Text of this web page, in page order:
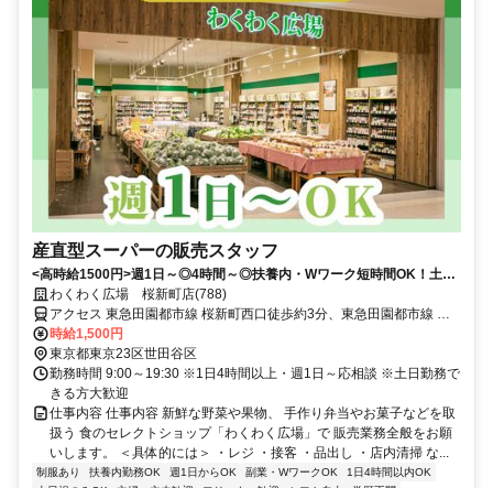
産直型スーパーの販売スタッフ
<高時給1500円>週1日～◎4時間～◎扶養内・Wワーク短時間OK！土日
のみ可/未経験OK
わくわく広場 桜新町店(788)
アクセス 東急田園都市線 桜新町西口徒歩約3分、東急田園都市線 用
賀東口徒歩約14分、東急田園都市線 駒沢大学駒沢公園口徒歩約23分
時給1,500円
東京都東京23区世田谷区
勤務時間 9:00～19:30 ※1日4時間以上・週1日～応相談 ※土日勤務で
きる方大歓迎
仕事内容 仕事内容 新鮮な野菜や果物、 手作り弁当やお菓子などを取
扱う 食のセレクトショップ「わくわく広場」で 販売業務全般をお願
いします。 ＜具体的には＞ ・レジ ・接客 ・品出し ・店内清掃 な...
制服あり 扶養内勤務OK 週1日からOK 副業・WワークOK
1日4時間以内OK